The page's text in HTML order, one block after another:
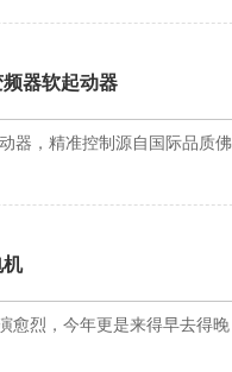
器软起动器
器，精准控制源自国际品质
机
愈烈，今年更是来得早去得